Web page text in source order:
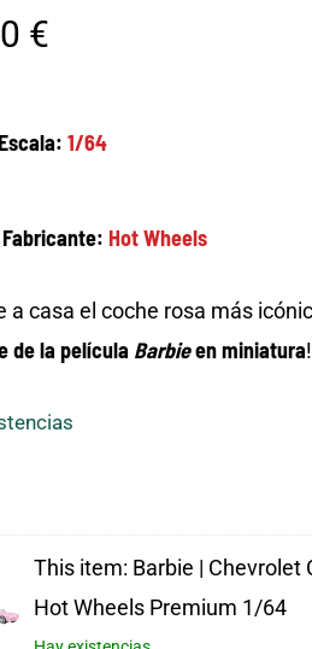
€
Escala:1/64
Fabricante: Hot Wheels
a casa el coche rosa más
de la película Barbieen miniatura!
This item: Barbie | Chevrolet
Hot Wheels Premium 1/64